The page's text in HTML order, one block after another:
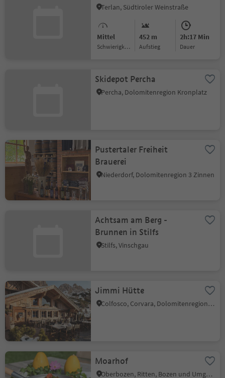
Terlan, Südtiroler Weinstraße
Mittel
Schwierigkeitsgrad
452 m
Aufstieg
2h:17 Min
Dauer
Skidepot Percha
Percha, Dolomitenregion Kronplatz
Pustertaler Freiheit
Brauerei
Niederdorf, Dolomitenregion 3 Zinnen
Achtsam am Berg -
Brunnen in Stilfs
Stilfs, Vinschgau
Jimmi Hütte
Colfosco, Corvara, Dolomitenregion Alta Badia
Moarhof
Oberbozen, Ritten, Bozen und Umgebung